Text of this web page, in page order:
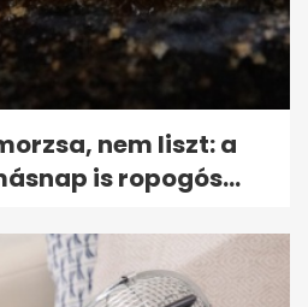
nem liszt: a
is ropogós...